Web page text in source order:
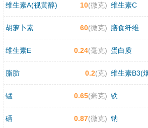
维生素A(视黄醇) 10(微克) 维生素C
胡萝卜素 60(微克) 膳食纤维
维生素E 0.24(毫克) 蛋白质
脂肪 0.2(克)
锰 0.65(毫克) 铁
硒 0.87(微克) 钠